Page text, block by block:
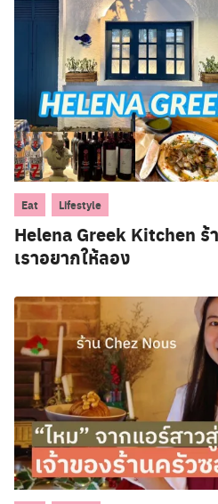
Eat Lifestyle
Helena Greek Kitchen
เราอยากให้ลอง